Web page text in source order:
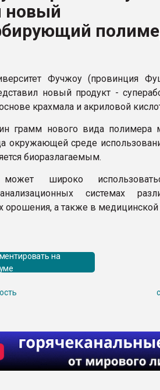
новый
Фучжоу (провинция
новый продукт -
крахмала и акриловой
грамм нового вида полимера
окружающей среде
биоразлагаемым.
широко
системах
орошения, а также в
на